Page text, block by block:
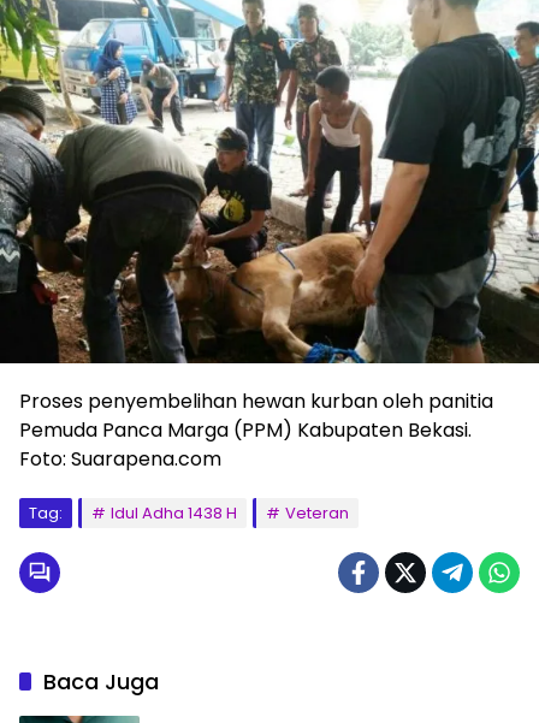
Proses penyembelihan hewan kurban oleh panitia
Pemuda Panca Marga (PPM) Kabupaten Bekasi.
Foto: Suarapena.com
Tag: Idul Adha 1438 H Veteran
Baca Juga